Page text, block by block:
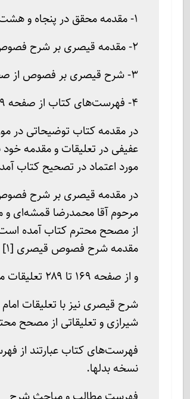
۱- مقدمه محقق در پنجاه و هشت صفحه.
۲- مقدمه قیصری بر شرح فصوص همراه با تعلیقات آن از صفحه ۳ تا ۲۸۶
۳- شرح قیصری بر فصوص از صفحه ۲۸۹ تا ۱۱۹۷
۴- فهرست‌های کتاب از صفحه ۱۱۹۹ تا آخر کتاب
در مقدمه کتاب توضیحاتی در
عفیفی در تعلیقات و مقدمه
مورد اعتماد در تصحیح کتاب
در مقدمه قیصری بر شرح فصوص
مقدمه شرح فصوص قیصری [۱]
و از صفحه ۱۶۹ تا ۲۸۹ تعلیقات مرحوم میرزا ابو الحسن جلوه بر این مقدمه چاپ شده است. [۲]
شرح قیصری نیز با تعلیقات
شیرازی و تعلیقاتی از مصحح
فهرست‌های کتاب عبارتند از
نسخه بدلها.